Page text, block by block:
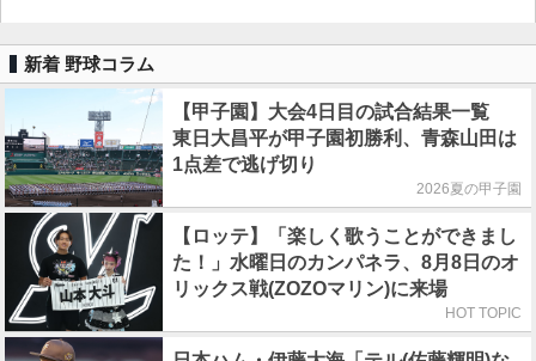
新着 野球コラム
【甲子園】大会4日目の試合結果一覧
東日大昌平が甲子園初勝利、青森山田は
1点差で逃げ切り
2026夏の甲子園
【ロッテ】「楽しく歌うことができまし
た！」水曜日のカンパネラ、8月8日のオ
リックス戦(ZOZOマリン)に来場
HOT TOPIC